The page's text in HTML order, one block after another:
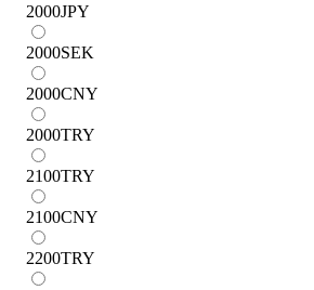
2000JPY
2000SEK
2000CNY
2000TRY
2100TRY
2100CNY
2200TRY